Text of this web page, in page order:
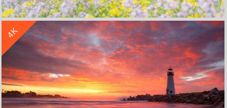
海边 鲜花 春天 4k风景 3840x2160
4K
立 即 下 载
收 藏